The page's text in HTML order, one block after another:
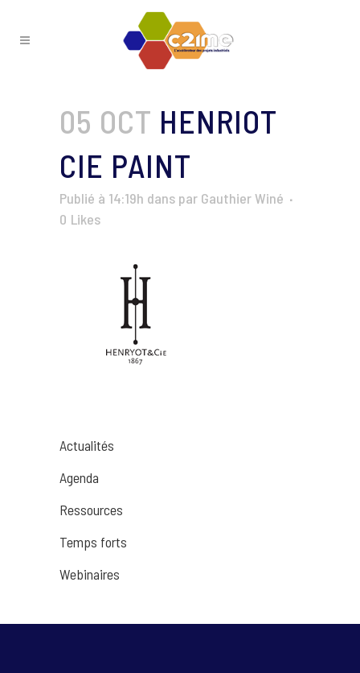
05 OCT HENRIOT
CIE PAINT
Publié à 14:19h dans par Gauthier Winé
0 Likes
Actualités
Agenda
Ressources
Temps forts
Webinaires